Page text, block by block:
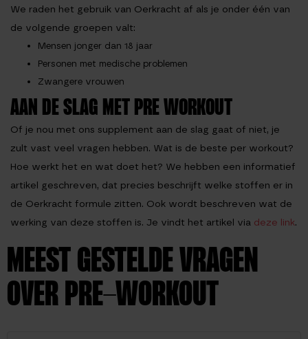
We raden het gebruik van Oerkracht af als je onder één van
de volgende groepen valt:
Mensen jonger dan 18 jaar
Personen met medische problemen
Zwangere vrouwen
AAN DE SLAG MET PRE WORKOUT
Of je nou met ons supplement aan de slag gaat of niet, je
zult vast veel vragen hebben. Wat is de beste per workout?
Hoe werkt het en wat doet het? We hebben een informatief
artikel geschreven, dat precies beschrijft welke stoffen er in
de Oerkracht formule zitten. Ook wordt beschreven wat de
werking van deze stoffen is. Je vindt het artikel via deze link.
MEEST GESTELDE VRAGEN
OVER PRE-WORKOUT